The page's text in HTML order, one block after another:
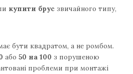
купити брус звичайного типу,
бути квадратом, а не ромбом.
або 50 на 100 з порушеною
проблеми при монтажі